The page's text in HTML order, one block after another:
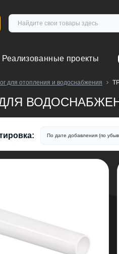
Реализованные проекты
для отопления и водоснабжения
ДЛЯ